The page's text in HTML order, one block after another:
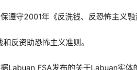
保遵守2001年《反洗钱、反恐怖主义
和反资助恐怖主义准则。
据Labuan FSA发布的关于Labuan实